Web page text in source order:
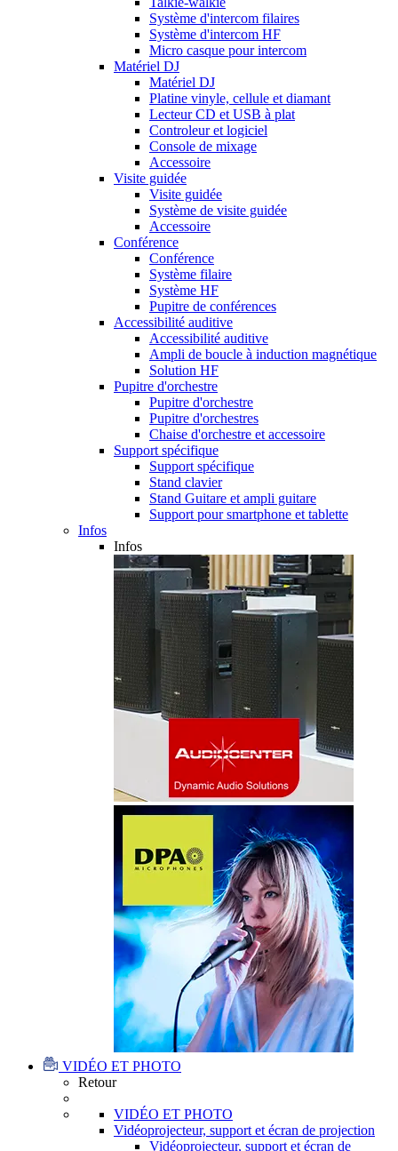
Système d'intercom filaires
Système d'intercom HF
Micro casque pour intercom
Matériel DJ
Matériel DJ
Platine vinyle, cellule et diamant
Lecteur CD et USB à plat
Controleur et logiciel
Console de mixage
Accessoire
Visite guidée
Visite guidée
Système de visite guidée
Accessoire
Conférence
Conférence
Système filaire
Système HF
Pupitre de conférences
Accessibilité auditive
Accessibilité auditive
Ampli de boucle à induction magnétique
Solution HF
Pupitre d'orchestre
Pupitre d'orchestre
Pupitre d'orchestres
Chaise d'orchestre et accessoire
Support spécifique
Support spécifique
Stand clavier
Stand Guitare et ampli guitare
Support pour smartphone et tablette
Infos
Infos
VIDÉO ET PHOTO
Retour
VIDÉO ET PHOTO
Vidéoprojecteur, support et écran de projection
Vidéoprojecteur, support et écran de